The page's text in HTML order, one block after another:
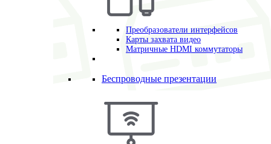
Преобразователи интерфейсов
Карты захвата видео
Матричные HDMI коммутаторы
Беспроводные презентации